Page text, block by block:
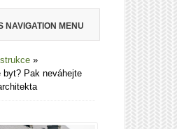
NAVIGATION MENU
»
byt? Pak neváhejte